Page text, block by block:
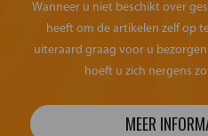
Wanneer u niet beschikt over
heeft om de artikelen zelf op
uiteraard graag voor u
hoeft u zich nergens
MEER